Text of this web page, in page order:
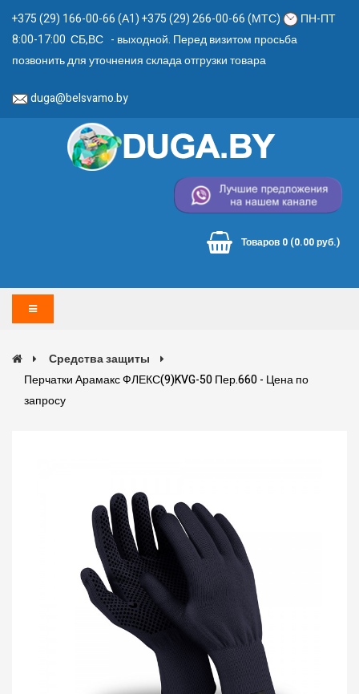
+375 (29) 166-00-66 (А1) +375 (29) 266-00-66 (МТС)
ПН-ПТ
8:00-17:00 СБ,ВС - выходной. Перед визитом просьба
позвонить для уточнения склада отгрузки товара
duga@belsvamo.by
Товаров 0 (0.00 руб.)
Средства защиты
Перчатки Арамакс ФЛЕКС(9)KVG-50 Пер.660 - Цена по
запросу